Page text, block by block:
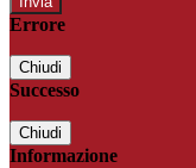
Errore
Chiudi
Successo
Chiudi
Informazione